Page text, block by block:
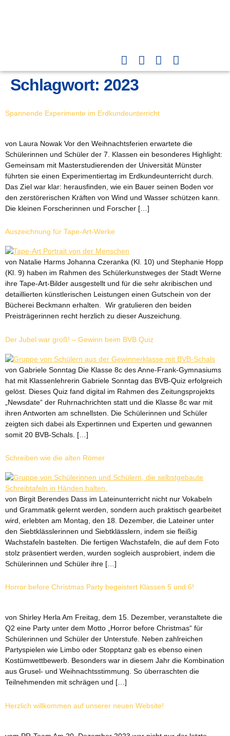
Schlagwort: 2023
Spannende Experimente im Erdkundeunterricht
von Laura Nowak Vor den Weihnachtsferien erwartete die
Schülerinnen und Schüler der 7. Klassen ein besonderes Highlight:
Gemeinsam mit Masterstudierenden der Universität Münster
führten sie einen Experimentiertag im Erdkundeunterricht durch.
Das Ziel war klar: herausfinden, wie ein Bauer seinen Boden vor
den zerstörerischen Kräften von Wind und Wasser schützen kann.
Die kleinen Forscherinnen und Forscher […]
Auszeichnung für Tape-Art-Werke
von Natalie Harms Johanna Czeranka (Kl. 10) und Stephanie Hopp
(Kl. 9) haben im Rahmen des Schülerkunstweges der Stadt Werne
ihre Tape-Art-Bilder ausgestellt und für die sehr akribischen und
detaillierten künstlerischen Leistungen einen Gutschein von der
Bücherei Beckmann erhalten. Wir gratulieren den beiden
Preisträgerinnen recht herzlich zu dieser Auszeichung.
Der Jubel war groß! – Gewinn beim BVB Quiz
von Gabriele Sonntag Die Klasse 8c des Anne-Frank-Gymnasiums
hat mit Klassenlehrerin Gabriele Sonntag das BVB-Quiz erfolgreich
gelöst. Dieses Quiz fand digital im Rahmen des Zeitungsprojekts
„Newsdate“ der Ruhrnachrichten statt und die Klasse 8c war mit
ihren Antworten am schnellsten. Die Schülerinnen und Schüler
zeigten sich dabei als Expertinnen und Experten und gewannen
somit 20 BVB-Schals. […]
Schreiben wie die alten Römer
von Birgit Berendes Dass im Lateinunterricht nicht nur Vokabeln
und Grammatik gelernt werden, sondern auch praktisch gearbeitet
wird, erlebten am Montag, den 18. Dezember, die Lateiner unter
den Siebtklässlerinnen und Siebtklässlern, indem sie fleißig
Wachstafeln bastelten. Die fertigen Wachstafeln, die auf dem Foto
stolz präsentiert werden, wurden sogleich ausprobiert, indem die
Schülerinnen und Schüler ihre […]
Horror before Christmas Party begeistert Klassen 5 und 6!
von Shirley Herla Am Freitag, dem 15. Dezember, veranstaltete die
Q2 eine Party unter dem Motto „Horror before Christmas“ für
Schülerinnen und Schüler der Unterstufe. Neben zahlreichen
Partyspielen wie Limbo oder Stopptanz gab es ebenso einen
Kostümwettbewerb. Besonders war in diesem Jahr die Kombination
aus Grusel- und Weihnachtsstimmung. So überraschten die
Teilnehmenden mit schrägen und […]
Herzlich willkommen auf unserer neuen Website!